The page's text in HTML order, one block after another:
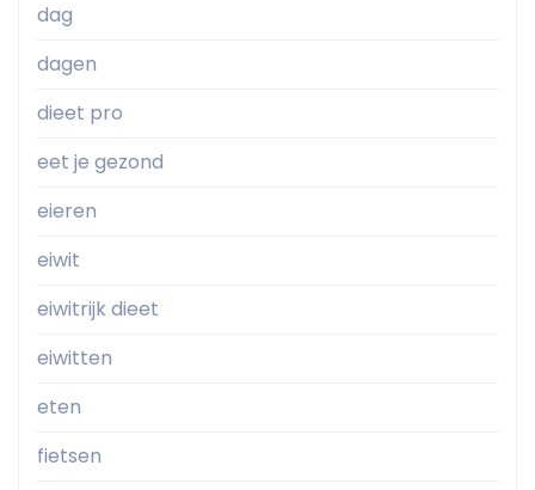
dag
dagen
dieet pro
eet je gezond
eieren
eiwit
eiwitrijk dieet
eiwitten
eten
fietsen